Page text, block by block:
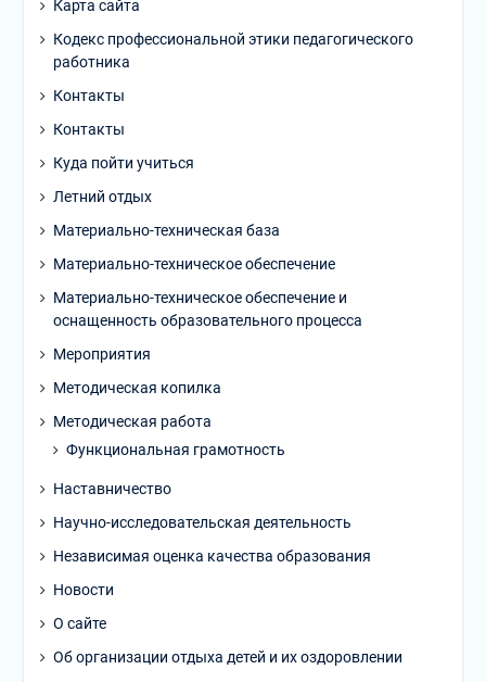
Карта сайта
Кодекс профессиональной этики педагогического
работника
Контакты
Контакты
Куда пойти учиться
Летний отдых
Материально-техническая база
Материально-техническое обеспечение
Материально-техническое обеспечение и
оснащенность образовательного процесса
Мероприятия
Методическая копилка
Методическая работа
Функциональная грамотность
Наставничество
Научно-исследовательская деятельность
Независимая оценка качества образования
Новости
О сайте
Об организации отдыха детей и их оздоровлении